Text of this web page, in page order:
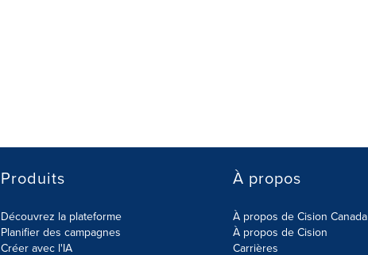
Produits
Découvrez la plateforme
Planifier des campagnes
Créer avec l'IA
À propos
À propos de Cision Canada
À propos de Cision
Carrières